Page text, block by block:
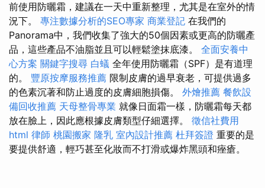
前使用防曬霜，建議在一天中重新整理，尤其是在室外的情
況下。 專注數據分析的SEO專家 商業登記 在我們的
Panorama中，我們收集了強大的50個因素或更高的防曬產
品，這些產品不油脂並且可以輕鬆塗抹底漆。 全面安養中
心方案 關鍵字搜尋 白蟻 全年使用防曬霜（SPF）是有道理
的。 豐原按摩服務推薦 限制皮膚的過早衰老，可提供過多
的色素沉著和防止過度的皮膚細胞損傷。 外燴推薦 餐飲設
備回收推薦 天母整骨專業 就像日面霜一樣，防曬霜每天都
放在臉上，因此應根據皮膚類型仔細選擇。 徵信社費用
html 律師 桃園搬家 隆乳 室內設計推薦 杜拜簽證 重要的是
要提供舒適，輕巧甚至化妝而不打滑或爆炸黑頭和痤瘡。